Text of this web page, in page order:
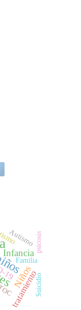
Infancia
Niños
tratamiento
19
Autismo
Familia
psicosis
Suicidio